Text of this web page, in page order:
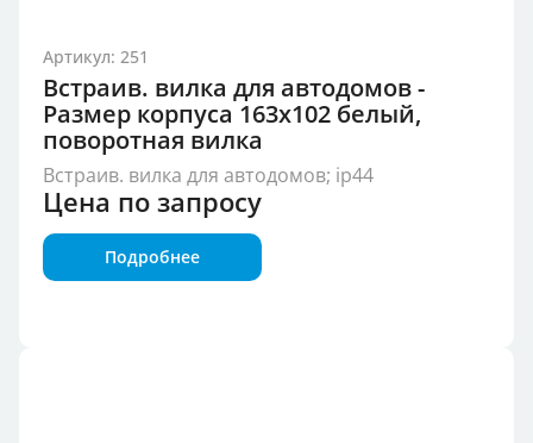
Артикул: 251
Встраив. вилка для автодомов -
Размер корпуса 163x102 белый,
поворотная вилка
Встраив. вилка для автодомов; ip44
Цена по запросу
Подробнее